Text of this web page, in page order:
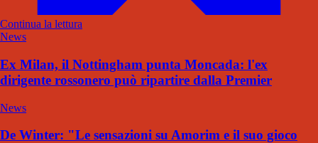
Continua la lettura
News
Ex Milan, il Nottingham punta Moncada: l'ex
dirigente rossonero può ripartire dalla Premier
News
De Winter: "Le sensazioni su Amorim e il suo gioco